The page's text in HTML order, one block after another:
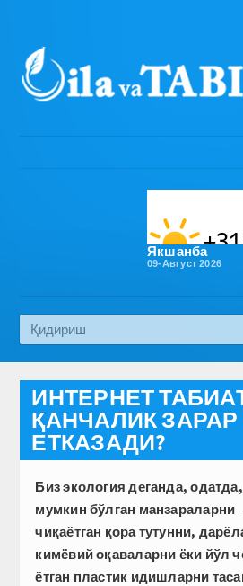
Бош саҳифа
Эко медиа
Якшанба
09-Август 2026
ИНТЕРНЕТ
ҚАНЧАЛИК ЗАРАР
ЕТКАЗАДИ?
Биз экология деганда,
мумкин бўлган манзараларни
чиқаётган қора тутунни,
кимёвий оқаваларни ёки йўл
ётган плас­тик идишларни